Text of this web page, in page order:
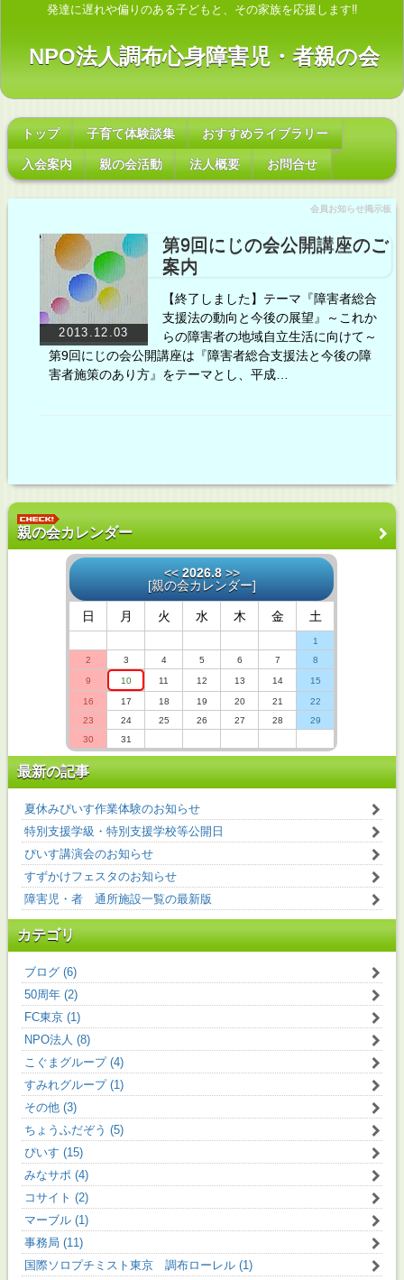
発達に遅れや偏りのある子どもと、その家族を応援します‼
NPO法人調布心身障害児・者親の会
トップ 子育て体験談集 おすすめライブラリー
入会案内 親の会活動 法人概要 お問合せ
会員お知らせ掲示板
2013.12.03
第9回にじの会公開講座のご
案内
【終了しました】テーマ『障害者総合
支援法の動向と今後の展望』～これか
らの障害者の地域自立生活に向けて～
第9回にじの会公開講座は『障害者総合支援法と今後の障
害者施策のあり方』をテーマとし、平成…
親の会カレンダー
<< 2026.8 >>
[親の会カレンダー]
日 月 火 水 木 金 土
1
2
3 4 5 6 7 8
9 10 11 12 13 14 15
16 17 18 19 20 21
22
23
24 25 26 27 28
29
30
31
最新の記事
夏休みぴいす作業体験のお知らせ
特別支援学級・特別支援学校等公開日
ぴいす講演会のお知らせ
すずかけフェスタのお知らせ
障害児・者 通所施設一覧の最新版
カテゴリ
ブログ (6)
50周年 (2)
FC東京 (1)
NPO法人 (8)
こぐまグループ (4)
すみれグループ (1)
その他 (3)
ちょうふだぞう (5)
ぴいす (15)
みなサポ (4)
コサイト (2)
マーブル (1)
事務局 (11)
国際ソロプチミスト東京 調布ローレル (1)